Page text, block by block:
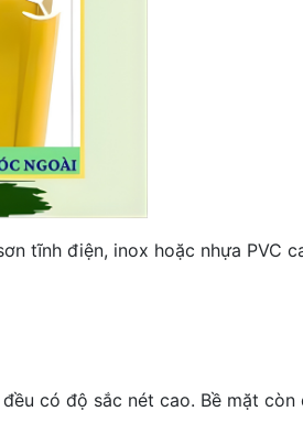
tĩnh điện, inox hoặc nhựa PVC
có độ sắc nét cao. Bề mặt